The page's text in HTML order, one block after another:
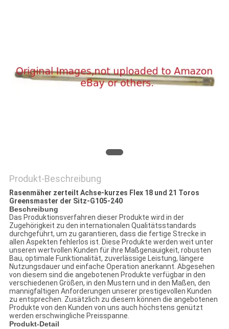
POLICY
Produkt-Beschreibung
Rasenmäher zerteilt Achse-kurzes Flex 18 und 21 Toros
Greensmaster der Sitz-G105-240
Beschreibung
Das Produktionsverfahren dieser Produkte wird in der
Zugehörigkeit zu den internationalen Qualitätsstandards
durchgeführt, um zu garantieren, dass die fertige Strecke in
allen Aspekten fehlerlos ist. Diese Produkte werden weit unter
unseren wertvollen Kunden für ihre Maßgenauigkeit, robusten
Bau, optimale Funktionalität, zuverlässige Leistung, längere
Nutzungsdauer und einfache Operation anerkannt. Abgesehen
von diesem sind die angebotenen Produkte verfügbar in den
verschiedenen Größen, in den Mustern und in den Maßen, den
mannigfaltigen Anforderungen unserer prestigevollen Kunden
zu entsprechen. Zusätzlich zu diesem können die angebotenen
Produkte von den Kunden von uns auch höchstens genützt
werden erschwingliche Preisspanne.
Produkt-Detail